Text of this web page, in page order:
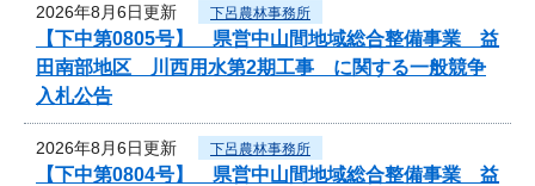
2026年8月6日更新 下呂農林事務所
【下中第0805号】 県営中山間地域総合整備事業 益
田南部地区 川西用水第2期工事 に関する一般競争
入札公告
2026年8月6日更新 下呂農林事務所
【下中第0804号】 県営中山間地域総合整備事業 益